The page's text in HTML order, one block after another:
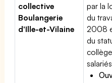
collective
Boulangerie
d'Ille-et-Vilaine
par la
du
2008
du